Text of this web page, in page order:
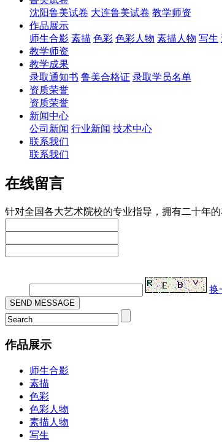
沈阳鲁美试卷 大连鲁美试卷 教学师资
作品展示
师生合影 素描 色彩 色彩人物 素描人物 写生
教学师资
教学成果
录取通知书 鲁美合格证 录取学员名单
资质荣誉
资质荣誉
新闻中心
公司新闻 行业新闻 技术中心
联系我们
联系我们
在线留言
针对全国各大艺术院校的专业指导，拥有二十年的
换
作品展示
师生合影
素描
色彩
色彩人物
素描人物
写生